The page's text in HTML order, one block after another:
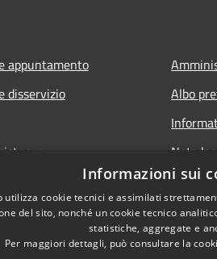
appuntamento
disservizio
Albo
Note
Informazioni sui
utilizza cookie tecnici e assimilati
del sito, nonché un cookie tecnico
statistiche, aggregate e
Per maggiori dettagli, può consultare la